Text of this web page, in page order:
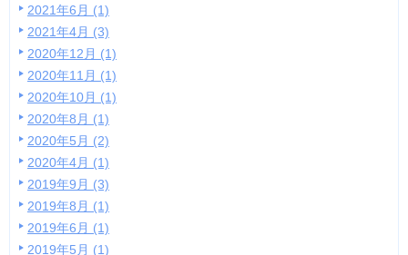
2021年6月 (1)
2021年4月 (3)
2020年12月 (1)
2020年11月 (1)
2020年10月 (1)
2020年8月 (1)
2020年5月 (2)
2020年4月 (1)
2019年9月 (3)
2019年8月 (1)
2019年6月 (1)
2019年5月 (1)